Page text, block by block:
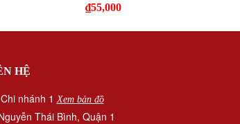
₫55,000
HỆ
Chi nhánh 1 Xem bản đồ
Thái Bình, Quận 1